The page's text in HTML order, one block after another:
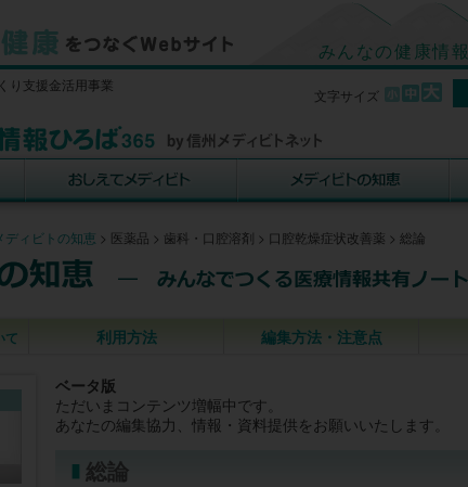
みんなの健康情報
文字サイズ
り支援金活用事業
ディビトの知恵 > 医薬品 > 歯科・口腔溶剤 > 口腔乾燥症状改善薬 > 総論
て 利用方法 編集方法・注意点
ベータ版
ただいまコンテンツ増幅中です。
あなたの編集協力、情報・資料提供をお願いいたします。
総論